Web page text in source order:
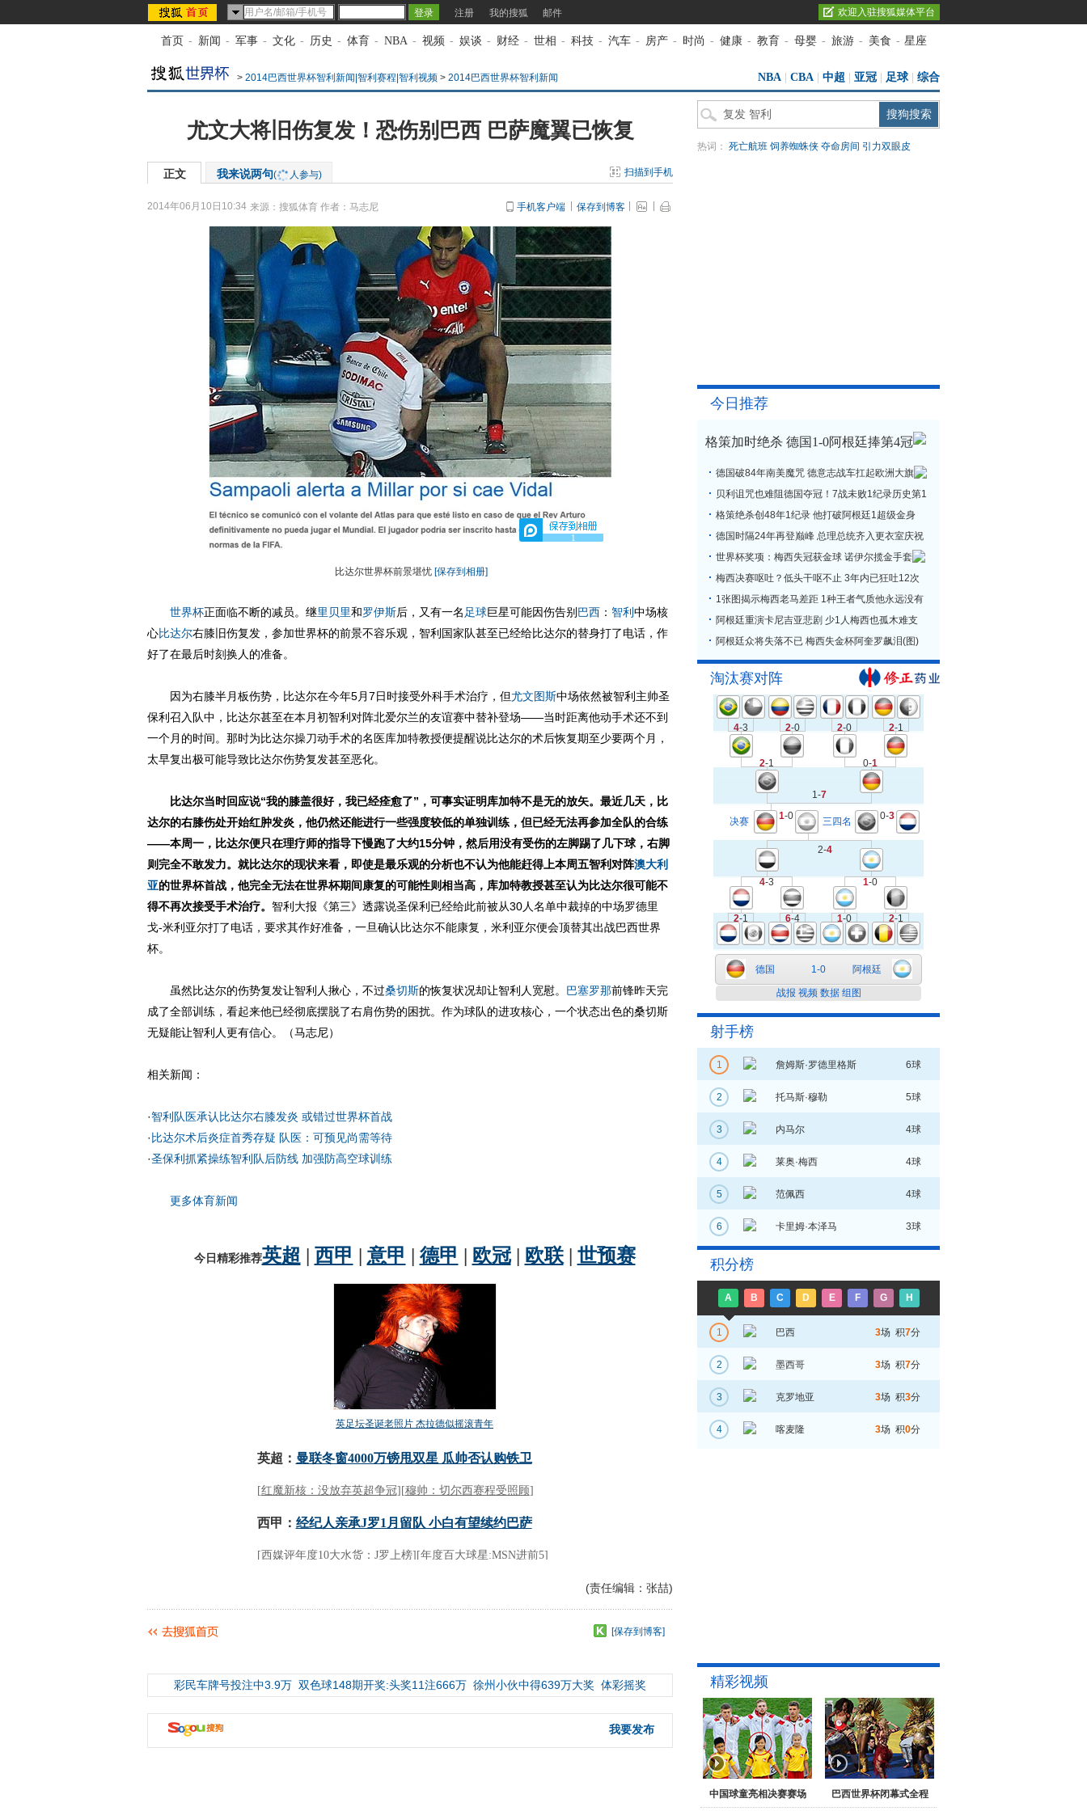
注册 我的搜狐 邮件 欢迎入驻搜狐媒体平台
首页 - 新闻 - 军事 - 文化 - 历史 - 体育 - NBA - 视频 - 娱谈 - 财经 - 世相 - 科技 - 汽车 - 房产 - 时尚 - 健康 - 教育 - 母婴 - 旅游 - 美食 - 星座
> 2014巴西世界杯智利新闻|智利赛程|智利视频 > 2014巴西世界杯智利新闻 NBA CBA 中超 亚冠 足球| 综合
尤文大将旧伤复发！恐伤别巴西 巴萨魔翼已恢复
正文 我来说两句( 人参与) 扫描到手机
2014年06月10日10:34 来源： 搜狐体育 作者：马志尼 手机客户端 保存到博客
1
比达尔世界杯前景堪忧 [保存到相册]
世界杯正面临不断的减员。继里贝里和罗伊斯后，又有一名 足球巨星可能因伤告别 巴西 ： 智利 中场核
心比达尔右膝旧伤复发，参加世界杯的前景不容乐观，智利国家队甚至已经给比达尔的替身打了电话，作
好了在最后时刻换人的准备。
因为右膝半月板伤势，比达尔在今年5月7日时接受外科手术治疗，但尤文图斯中场依然被智利主帅圣
保利召入队中，比达尔甚至在本月初智利对阵北爱尔兰的友谊赛中替补登场——当时距离他动手术还不到
一个月的时间。那时为比达尔操刀动手术的名医库加特教授便提醒说比达尔的术后恢复期至少要两个月，
太早复出极可能导致比达尔伤势复发甚至恶化。
比达尔当时回应说“我的膝盖很好，我已经痊愈了”，可事实证明库加特不是无的放矢。最近几天，比
达尔的右膝伤处开始红肿发炎，他仍然还能进行一些强度较低的单独训练，但已经无法再参加全队的合练
——本周一，比达尔便只在理疗师的指导下慢跑了大约15分钟，然后用没有受伤的左脚踢了几下球，右脚
则完全不敢发力。就比达尔的现状来看，即使是最乐观的分析也不认为他能赶得上本周五智利对阵澳大利
亚的世界杯首战，他完全无法在世界杯期间康复的可能性则相当高，库加特教授甚至认为比达尔很可能不
得不再次接受手术治疗。 智利大报《第三》透露说圣保利已经给此前被从30人名单中裁掉的中场罗德里
戈-米利亚尔打了电话，要求其作好准备，一旦确认比达尔不能康复，米利亚尔便会顶替其出战巴西世界
杯。
虽然比达尔的伤势复发让智利人揪心，不过桑切斯的恢复状况却让智利人宽慰。 巴塞罗那前锋昨天完
成了全部训练，看起来他已经彻底摆脱了右肩伤势的困扰。作为球队的进攻核心，一个状态出色的桑切斯
无疑能让智利人更有信心。（马志尼）
相关新闻：
·智利队医承认比达尔右膝发炎 或错过世界杯首战
· 比达尔术后炎症首秀存疑 队医：可预见尚需等待
·圣保利抓紧操练智利队后防线 加强防高空球训练
更多体育新闻
(责任编辑：张喆)
[保存到博客]
彩民车牌号投注中3.9万 双色球148期开奖:头奖11注666万 徐州小伙中得639万大奖 体彩摇奖
我要发布
热词： 死亡航班 饲养蜘蛛侠 夺命房间 引力双眼皮
今日推荐
格策加时绝杀 德国1-0阿根廷捧第4冠
德国破84年南美魔咒 德意志战车扛起欧洲大旗
贝利诅咒也难阻德国夺冠！7战未败1纪录历史第1
格策绝杀创48年1纪录 他打破阿根廷1超级金身
德国时隔24年再登巅峰 总理总统齐入更衣室庆祝
世界杯奖项：梅西失冠获金球 诺伊尔揽金手套
梅西决赛呕吐？低头干呕不止 3年内已狂吐12次
1张图揭示梅西老马差距 1种王者气质他永远没有
阿根廷重演卡尼吉亚悲剧 少1人梅西也孤木难支
阿根廷众将失落不已 梅西失金杯阿奎罗飙泪(图)
淘汰赛对阵
4-3 2-0 2-0 2-1
2-1 0-1
1-7
2-4
4-3 1-0
2-1 6-4 1-0 2-1
1-0 0-3
决赛 三四名
德国 1-0 阿根廷
战报 视频 数据 组图
射手榜
1 詹姆斯·罗德里格斯 6球
2 托马斯·穆勒 5球
3 内马尔 4球
4 莱奥·梅西 4球
5 范佩西 4球
6 卡里姆·本泽马 3球
积分榜
A B C D E F G H
1 巴西 3场 积7分
2 墨西哥 3场 积7分
3 克罗地亚 3场 积3分
4 喀麦隆 3场 积0分
精彩视频
中国球童亮相决赛赛场 巴西世界杯闭幕式全程